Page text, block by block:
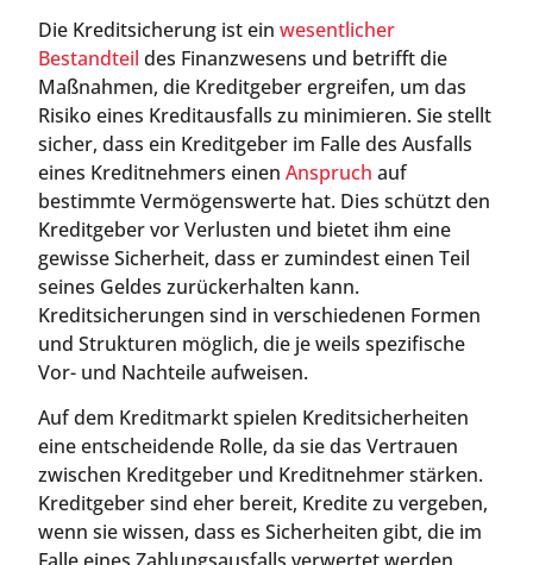
Die Kreditsicherung ist ein wesentlicher
Bestandteil des Finanzwesens und betrifft die
Maßnahmen, die Kreditgeber ergreifen, um das
Risiko eines Kreditausfalls zu minimieren. Sie stellt
sicher, dass ein Kreditgeber im Falle des Ausfalls
eines Kreditnehmers einen Anspruch auf
bestimmte Vermögenswerte hat. Dies schützt den
Kreditgeber vor Verlusten und bietet ihm eine
gewisse Sicherheit, dass er zumindest einen Teil
seines Geldes zurückerhalten kann.
Kreditsicherungen sind in verschiedenen Formen
und Strukturen möglich, die je weils spezifische
Vor- und Nachteile aufweisen.
Auf dem Kreditmarkt spielen Kreditsicherheiten
eine entscheidende Rolle, da sie das Vertrauen
zwischen Kreditgeber und Kreditnehmer stärken.
Kreditgeber sind eher bereit, Kredite zu vergeben,
wenn sie wissen, dass es Sicherheiten gibt, die im